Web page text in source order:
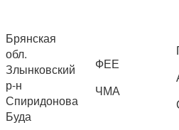
Брянская
обл.
Злынковский
р-н
Спиридонова
Буда
ФЕЕ
ЧМА